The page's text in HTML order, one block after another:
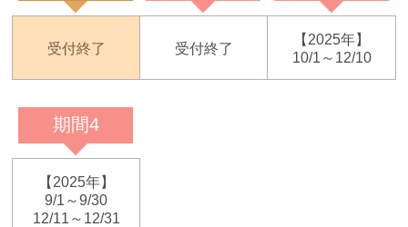
受付終了 受付終了
【2025年】
10/1～12/10
期間4
【2025年】
9/1～9/30
12/11～12/31